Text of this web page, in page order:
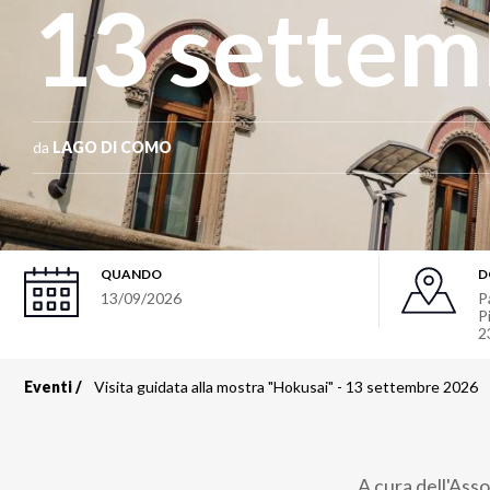
13
da LAGO DI COMO
QUANDO
13/09/2026
Briciole
Eventi Visita guidata alla mostra "Hokusai" - 13 settembre 2026